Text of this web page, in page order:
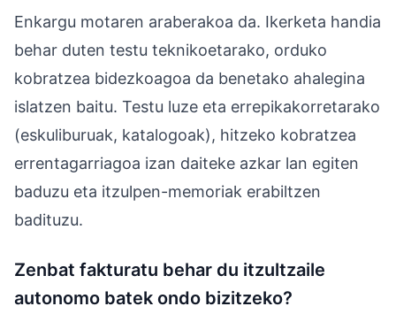
Enkargu motaren araberakoa da. Ikerketa handia
behar duten testu teknikoetarako, orduko
kobratzea bidezkoagoa da benetako ahalegina
islatzen baitu. Testu luze eta errepikakorretarako
(eskuliburuak, katalogoak), hitzeko kobratzea
errentagarriagoa izan daiteke azkar lan egiten
baduzu eta itzulpen-memoriak erabiltzen
badituzu.
Zenbat fakturatu behar du itzultzaile
autonomo batek ondo bizitzeko?